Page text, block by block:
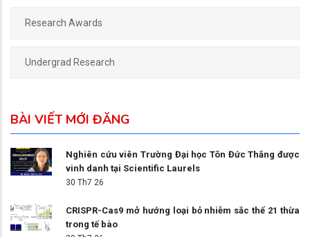
Research Awards
Undergrad Research
BÀI VIẾT MỚI ĐĂNG
Nghiên cứu viên Trường Đại học Tôn Đức Thắng được
vinh danh tại Scientific Laurels
30 Th7 26
CRISPR-Cas9 mở hướng loại bỏ nhiễm sắc thể 21 thừa
trong tế bào